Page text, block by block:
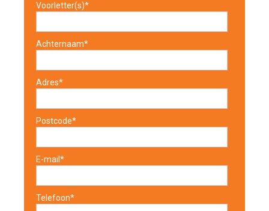
Voorletter(s)*
Achternaam*
Adres*
Postcode*
E-mail*
Telefoon*